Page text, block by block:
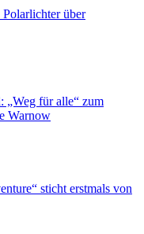
Polarlichter über
„Weg für alle“ zum
Warnow
sticht erstmals von